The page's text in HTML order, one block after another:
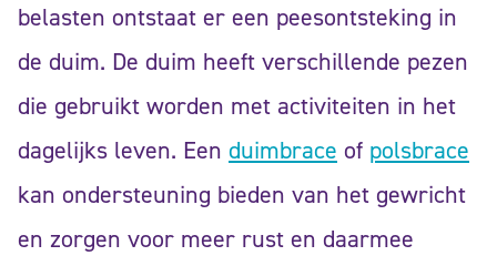
belasten ontstaat er een peesontsteking in
de duim. De duim heeft verschillende pezen
die gebruikt worden met activiteiten in het
dagelijks leven. Een duimbrace of polsbrace
kan ondersteuning bieden van het gewricht
en zorgen voor meer rust en daarmee